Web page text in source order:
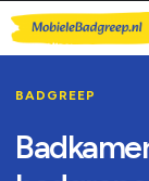
BADGREEP